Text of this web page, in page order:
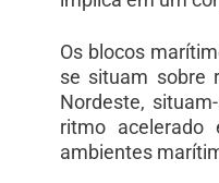
Os blocos
se situam sobre
Nordeste,
ritmo acelerado
ambientes